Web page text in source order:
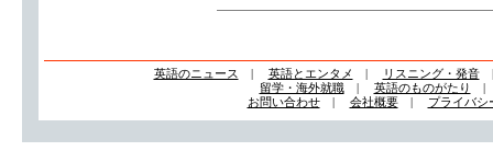
英語のニュース | 英語とエンタメ | リスニング・発音
留学・海外就職| 英語のものがたり
お問い合わせ| 会社概要| プライバシ